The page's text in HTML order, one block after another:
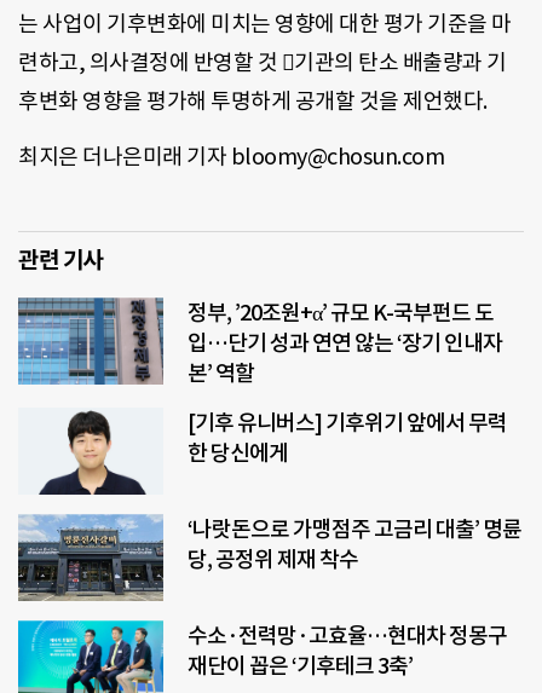
는 사업이 기후변화에 미치는 영향에 대한 평가 기준을 마
련하고, 의사결정에 반영할 것 기관의 탄소 배출량과 기
후변화 영향을 평가해 투명하게 공개할 것을 제언했다.
최지은 더나은미래 기자 bloomy@chosun.com
관련 기사
정부, ’20조원+α’ 규모 K-국부펀드 도
입…단기 성과 연연 않는 ‘장기 인내자
본’ 역할
[기후 유니버스] 기후위기 앞에서 무력
한 당신에게
‘나랏돈으로 가맹점주 고금리 대출’ 명륜
당, 공정위 제재 착수
수소·전력망·고효율…현대차 정몽구
재단이 꼽은 ‘기후테크 3축’